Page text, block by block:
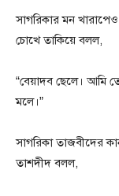
সাগরিকার মন
চোখে তাকিয়ে বলল,
“বেয়াদব ছেলে। আমি
মলে।”
সাগরিকা তাজবীদের
তাশদীদ বলল,